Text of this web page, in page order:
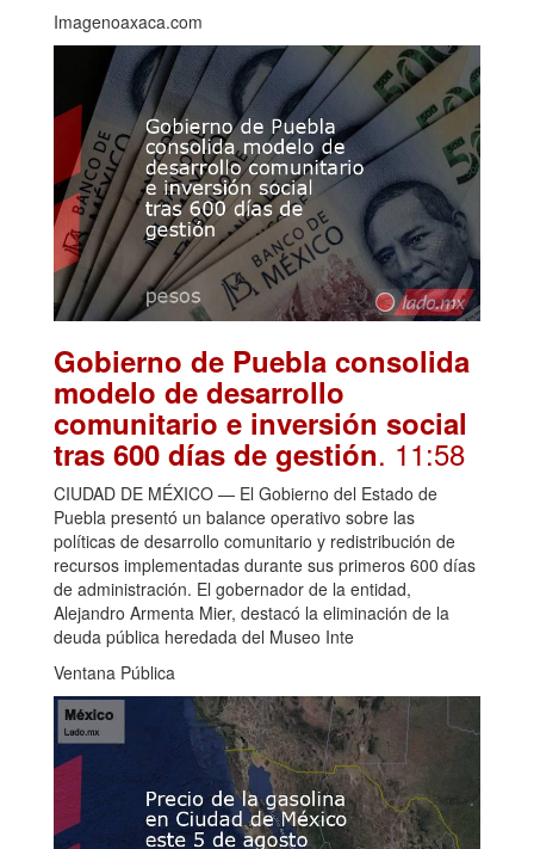
Imagenoaxaca.com
Gobierno de Puebla consolida
modelo de desarrollo
comunitario e inversión social
tras 600 días de gestión. 11:58
CIUDAD DE MÉXICO — El Gobierno del Estado de
Puebla presentó un balance operativo sobre las
políticas de desarrollo comunitario y redistribución de
recursos implementadas durante sus primeros 600 días
de administración. El gobernador de la entidad,
Alejandro Armenta Mier, destacó la eliminación de la
deuda pública heredada del Museo Inte
Ventana Pública